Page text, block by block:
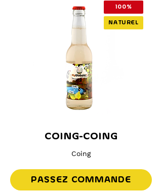
100%
NATUREL
COING-COING
Coing
PASSEZ COMMANDE